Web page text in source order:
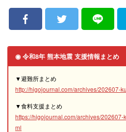
◉ 令和8年 熊本地震 支援情報まとめ
▼避難所まとめ
http://higojournal.com/archives/202607-
▼食料支援まとめ
https://higojournal.com/archives/
ml